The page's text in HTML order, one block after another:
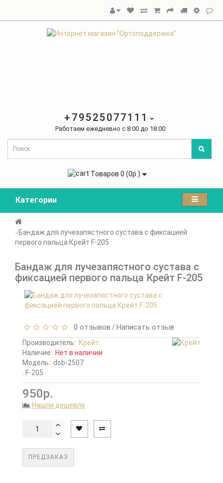
+79525077111
Работаем ежедневно с 8:00 до 18:00
Товаров 0 (0р.)
Категории
Бандаж для лучезапястного сустава с фиксацией
первого пальца Крейт F-205
Бандаж для лучезапястного сустава с
фиксацией первого пальца Крейт F-205
0 отзывов /Написать отзыв
Производитель: Крейт
Наличие: Нет в наличии
Модель: dob-2507
. F-205
950р.
Нашли дешевле
ПРЕДЗАКАЗ